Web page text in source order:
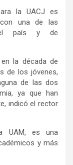
la UACJ es
una de las
país y de
la década de
de los jóvenes,
de las dos
ya que han
indicó el rector
UAM, es una
y más